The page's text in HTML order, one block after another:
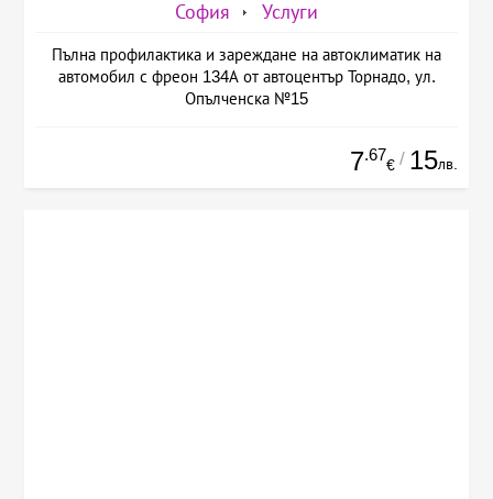
София Услуги
Пълна профилактика и зареждане на автоклиматик на
автомобил с фреон 134А от автоцентър Торнадо, ул.
Опълченска №15
7.67
€ / 15лв.